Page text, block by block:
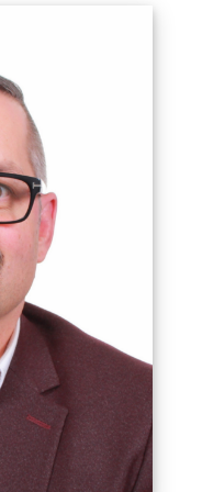
des
contrôleur
comptabilité dans
qu’il était
de gestion.
sa carrière de
de systèmes
entreprise à
Cinq ans
sans contredit,
acquisition